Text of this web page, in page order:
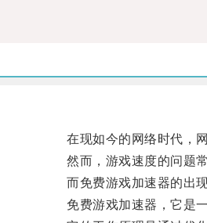
在现如今的网络时代，网
然而，游戏速度的问题常
而免费游戏加速器的出现
免费游戏加速器，它是一